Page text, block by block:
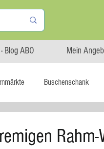
Blog ABO Mein
Buschenschank
Rahm-